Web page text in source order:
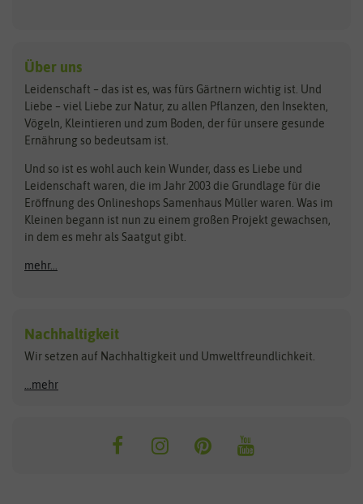
Kräutersamen
Obstsamen
Pilzbrut
Rasensamen
Steckzwiebeln
Zimmer & Kübelpflanzen
Kataloge
Schnäppchen
Anzucht & Gartenzubehör
Anzuchtschalen
Heizmatte & Heizkabel
Kokos-Quelltabletten
Zimmergewächshaus
Benary
Bingenheimer Saatgut
Bionana
BIOWOL
Blumicorn
Bûten Birds
Carl Pabst
Dürr-Samen
Feldsaaten Freudenberger
Fertil
Flora Elite
Florissa
Flortis
Franchi Sementi
Hortitops
JUB Holland
Über uns
Leidenschaft – das ist es, was fürs Gärtnern wichtig ist. Und
Liebe – viel Liebe zur Natur, zu allen Pflanzen, den Insekten,
Vögeln, Kleintieren und zum Boden, der für unsere gesunde
Ernährung so bedeutsam ist.
Und so ist es wohl auch kein Wunder, dass es Liebe und
Leidenschaft waren, die im Jahr 2003 die Grundlage für die
Eröffnung des Onlineshops Samenhaus Müller waren. Was im
Kleinen begann ist nun zu einem großen Projekt gewachsen,
in dem es mehr als Saatgut gibt.
mehr...
Nachhaltigkeit
Wir setzen auf Nachhaltigkeit und Umweltfreundlichkeit.
...mehr